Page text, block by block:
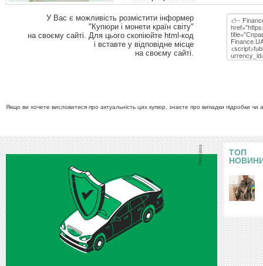
У Вас є можливість розмістити інформер
"Купюри і монети країн світу"
на своєму сайті. Для цього скопіюйте html-код
і вставте у відповідне місце
на своєму сайті.
Якщо ви хочете висловитися про актуальність цих купюр, знаєте про випадки підробки
ТОП